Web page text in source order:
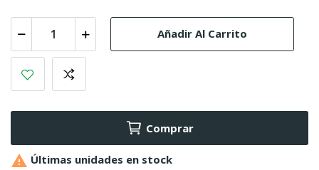
Añadir Al Carrito
Comprar
 Últimas unidades en stock